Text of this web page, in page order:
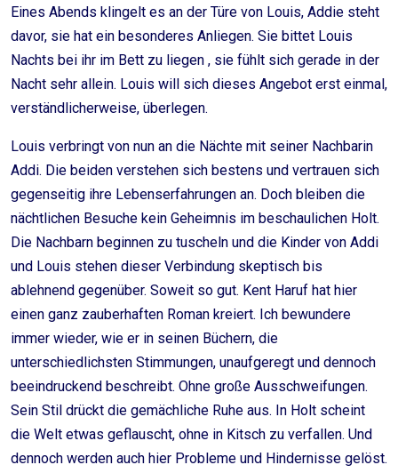
Eines Abends klingelt es an der Türe von Louis, Addie steht
davor, sie hat ein besonderes Anliegen. Sie bittet Louis
Nachts bei ihr im Bett zu liegen , sie fühlt sich gerade in der
Nacht sehr allein. Louis will sich dieses Angebot erst einmal,
verständlicherweise, überlegen.
Louis verbringt von nun an die Nächte mit seiner Nachbarin
Addi. Die beiden verstehen sich bestens und vertrauen sich
gegenseitig ihre Lebenserfahrungen an. Doch bleiben die
nächtlichen Besuche kein Geheimnis im beschaulichen Holt.
Die Nachbarn beginnen zu tuscheln und die Kinder von Addi
und Louis stehen dieser Verbindung skeptisch bis
ablehnend gegenüber. Soweit so gut. Kent Haruf hat hier
einen ganz zauberhaften Roman kreiert. Ich bewundere
immer wieder, wie er in seinen Büchern, die
unterschiedlichsten Stimmungen, unaufgeregt und dennoch
beeindruckend beschreibt. Ohne große Ausschweifungen.
Sein Stil drückt die gemächliche Ruhe aus. In Holt scheint
die Welt etwas geflauscht, ohne in Kitsch zu verfallen. Und
dennoch werden auch hier Probleme und Hindernisse gelöst.